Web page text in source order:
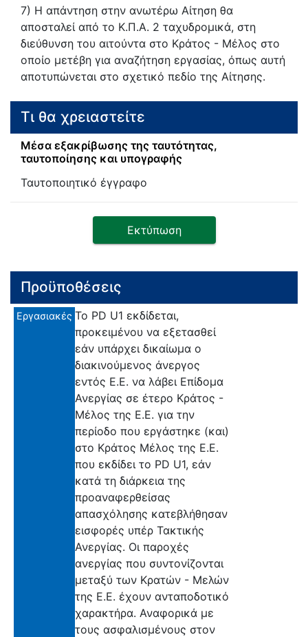
7) Η απάντηση στην ανωτέρω Αίτηση θα
αποσταλεί από το Κ.Π.Α. 2 ταχυδρομικά, στη
διεύθυνση του αιτούντα στο Κράτος - Μέλος στο
οποίο μετέβη για αναζήτηση εργασίας, όπως αυτή
αποτυπώνεται στο σχετικό πεδίο της Αίτησης.
Τι θα χρειαστείτε
Μέσα εξακρίβωσης της ταυτότητας,
ταυτοποίησης και υπογραφής
Ταυτοποιητικό έγγραφο
Εκτύπωση
Προϋποθέσεις
Εργασιακές Το PD U1 εκδίδεται,
προκειμένου να εξετασθεί
εάν υπάρχει δικαίωμα ο
διακινούμενος άνεργος
εντός Ε.Ε. να λάβει Επίδομα
Ανεργίας σε έτερο Κράτος -
Μέλος της Ε.Ε. για την
περίοδο που εργάστηκε (και)
στο Κράτος Μέλος της Ε.Ε.
που εκδίδει το PD U1, εάν
κατά τη διάρκεια της
προαναφερθείσας
απασχόλησης κατεβλήθησαν
εισφορές υπέρ Τακτικής
Ανεργίας. Oι παροχές
ανεργίας που συντονίζονται
μεταξύ των Κρατών - Μελών
της Ε.Ε. έχουν ανταποδοτικό
χαρακτήρα. Αναφορικά με
τους ασφαλισμένους στον